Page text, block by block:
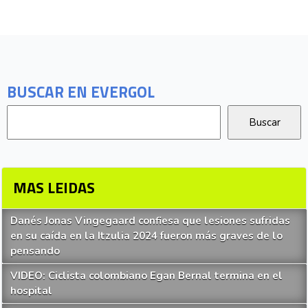
BUSCAR EN EVERGOL
MAS LEIDAS
Danés Jonas Vingegaard confiesa que lesiones sufridas
en su caída en la Itzulia 2024 fueron más graves de lo
pensando
VIDEO: Ciclista colombiano Egan Bernal termina en el
hospital